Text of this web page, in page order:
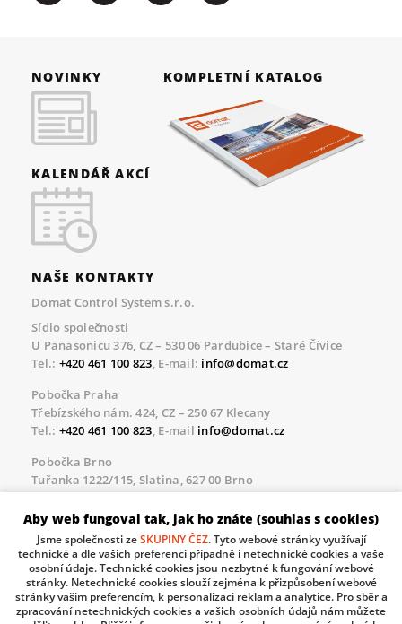
NOVINKY
KALENDÁŘ AKCÍ
KOMPLETNÍ KATALOG
NAŠE KONTAKTY
Domat Control System s.r.o.
Sídlo společnosti
U Panasonicu 376, CZ – 530 06 Pardubice – Staré Čívice
Tel.: +420 461 100 823, E-mail: info@domat.cz
Pobočka Praha
Třebízského nám. 424, CZ – 250 67 Klecany
Tel.: +420 461 100 823 , E-mail info@domat.cz
Pobočka Brno
Tuřanka 1222/115, Slatina, 627 00 Brno
Tel.:+420 461 100 823, E-mailinfo@domat.cz
Servisní linka pro námi realizované akce
Po – Pá 8.30 – 17.00
tel:+420 733 421 878, E-mailservis@domat.cz
Technická podpora:
Tel.:+420 461 100 666 , WhatsApp:+420 603 735 402
Aby web fungoval tak, jak ho znáte (souhlas s cookies)
Jsme společnosti zeSKUPINY ČEZ. Tyto webové stránky využívají
technické a dle vašich preferencí případně i netechnické cookies a vaše
osobní údaje. Technické cookies jsou nezbytné k fungování webové
stránky. Netechnické cookies slouží zejména k přizpůsobení webové
stránky vašim preferencím, k personalizaci reklam a analytice. Pro sběr a
zpracování netechnických cookies a vašich osobních údajů nám můžete